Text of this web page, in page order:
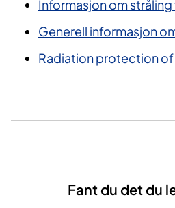
Informasjon om
Generell informasjon
Radiation protection
Fant du det du